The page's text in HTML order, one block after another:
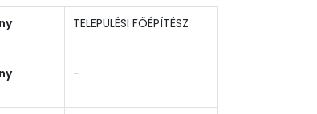
TELEPÜLÉSI FŐÉPÍTÉSZ
-